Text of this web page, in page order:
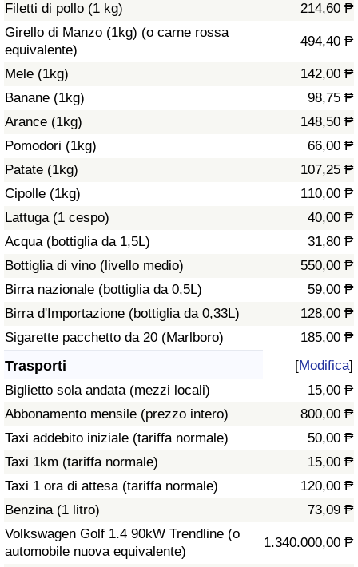
Filetti di pollo (1 kg)
214,60 ₱
Girello di Manzo (1kg) (o carne rossa
equivalente)
494,40 ₱
Mele (1kg)
142,00 ₱
Banane (1kg)
98,75 ₱
Arance (1kg)
148,50 ₱
Pomodori (1kg)
66,00 ₱
Patate (1kg)
107,25 ₱
Cipolle (1kg)
110,00 ₱
Lattuga (1 cespo)
40,00 ₱
Acqua (bottiglia da 1,5L)
31,80 ₱
Bottiglia di vino (livello medio)
550,00 ₱
Birra nazionale (bottiglia da 0,5L)
59,00 ₱
Birra d'Importazione (bottiglia da 0,33L)
128,00 ₱
Sigarette pacchetto da 20 (Marlboro)
185,00 ₱
Trasporti [Modifica]
Biglietto sola andata (mezzi locali)
15,00 ₱
Abbonamento mensile (prezzo intero)
800,00 ₱
Taxi addebito iniziale (tariffa normale)
50,00 ₱
Taxi 1km (tariffa normale)
15,00 ₱
Taxi 1 ora di attesa (tariffa normale)
120,00 ₱
Benzina (1 litro)
73,09 ₱
Volkswagen Golf 1.4 90kW Trendline (o
automobile nuova equivalente)
1.340.000,00 ₱
Indice dell’Assistenza Sanitaria per
Nazione
Inquinamento
Indice dell’Inquinamento (Corrente)
Indice di inquinamento
Indice dell’Inquinamento per Nazione
Traffico
Indice del Traffico
Indice del traffico (Corrente)
Indice del traffico per Nazione